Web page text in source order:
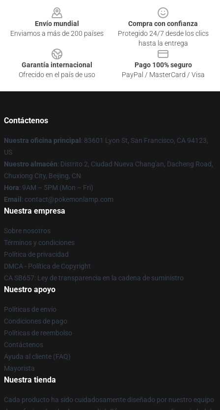
Envío mundial
Enviamos a más de 200 países
Compra con confianza
Protegido 24/7 desde los clics
hasta la entrega
Garantía internacional
Ofrecido en el país de uso
Pago 100% seguro
PayPal / MasterCard / Visa
Contáctenos
Nuestra oficina principal : 83601 Lyon St, San Francisco, CA 94123,
US
Nuestro almacén: Distrito 2, Ciudad Nueva Chang'an, Dacheng Road,
Chuxiong City, Beijing, CN
Hora: 9AM – 5PM (Mon – Fri)
Email : contact@pokemonlamp.com
Nuestra empresa
Sobre nosotros
Términos y condiciones
Política de privacidad
DMCA - Política de Copyright
CA SB657: Ley de transparencia en la cadena de suministro
Nuestro apoyo
Políticas de envío
Condiciones de pago
Políticas de reembolso
Contáctenos
Ayuda al cliente (FAQ)
Mayorista
Nuestra tienda
Cada producto ha sido cuidadosamente diseñado por nuestro equipo